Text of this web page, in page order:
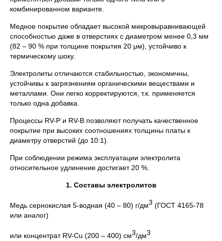
комбинированном варианте.
Медное покрытие обладает высокой микровыравнивающей
способностью даже в отверстиях с диаметром менее 0,3 мм
(82 – 90 % при толщине покрытия 20 μм), устойчиво к
термическому шоку.
Электролиты отличаются стабильностью, экономичны,
устойчивы к загрязнениям органическими веществами и
металлами. Они легко корректируются, т.к. применяется
только одна добавка.
Процессы RV-P и RV-B позволяют получать качественное
покрытие при высоких соотношениях толщины платы к
диаметру отверстий (до 10:1).
При соблюдении режима эксплуатации электролита
относительное удлинение достигает 20 %.
1. Составы электролитов
Медь сернокислая 5-водная (40 – 80) г/дм3 (ГОСТ 4165-78
или аналог)
или концентрат RV-Cu (200 – 400) см3/дм3